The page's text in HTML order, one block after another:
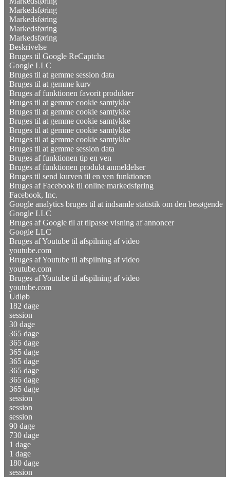
Markedsføring
Markedsføring
Markedsføring
Markedsføring
Beskrivelse
Bruges til Google ReCaptcha
Google LLC
Bruges til at gemme session data
Bruges til at gemme kurv
Bruges af funktionen favorit produkter
Bruges til at gemme cookie samtykke
Bruges til at gemme cookie samtykke
Bruges til at gemme cookie samtykke
Bruges til at gemme cookie samtykke
Bruges til at gemme cookie samtykke
Bruges til at gemme session data
Bruges af funktionen tip en ven
Bruges af funktionen produkt anmeldelser
Bruges til send kurven til en ven funktionen
Bruges af Facebook til online markedsføring
Facebook, Inc.
Google analytics bruges til at indsamle statistik om den besøgende
Google LLC
Bruges af Google til at tilpasse visning af annoncer
Google LLC
Bruges af Youtube til afspilning af video
youtube.com
Bruges af Youtube til afspilning af video
youtube.com
Bruges af Youtube til afspilning af video
youtube.com
Udløb
182 dage
session
30 dage
365 dage
365 dage
365 dage
365 dage
365 dage
365 dage
365 dage
session
session
session
90 dage
730 dage
1 dage
1 dage
180 dage
session